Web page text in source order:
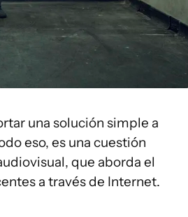
una solución simple a
eso, es una cuestión
que aborda el
a través de Internet.